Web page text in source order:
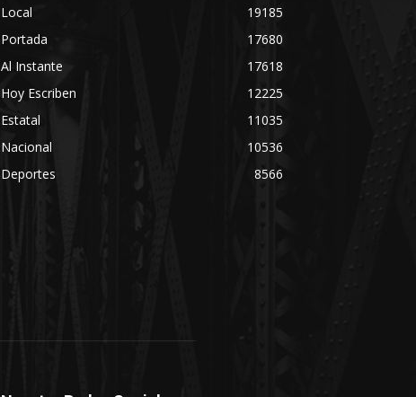
Local
19185
Portada
17680
Al Instante
17618
Hoy Escriben
12225
Estatal
11035
Nacional
10536
Deportes
8566